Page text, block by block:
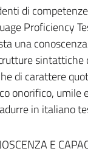
di
Proficiency
una
di carattere
onorifico, umile
in italiano
E